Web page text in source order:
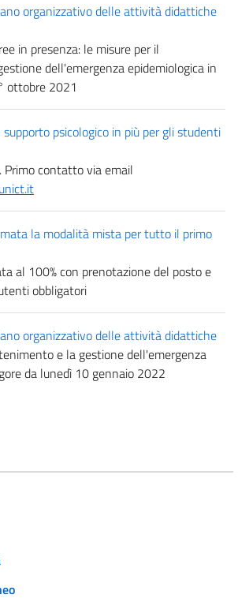
organizzativo delle attività didattiche
in presenza: le misure per il
dell'emergenza epidemiologica in
ottobre 2021
psicologico in più per gli studenti
Primo contatto via email
la modalità mista per tutto il primo
al 100% con prenotazione del posto e
obbligatori
organizzativo delle attività didattiche
e la gestione dell'emergenza
da lunedì 10 gennaio 2022